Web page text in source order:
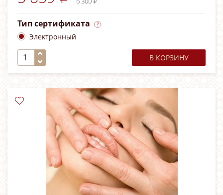
Тип сертификата
Электронный
В КОРЗИНУ